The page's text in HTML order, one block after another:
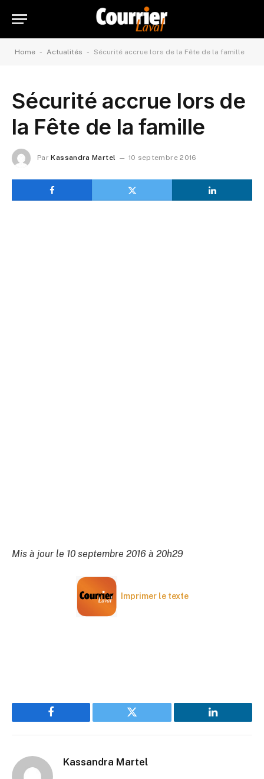
Home - Actualités - Sécurité accrue lors de la Fête de la famille
Sécurité accrue lors de
la Fête de la famille
Par Kassandra Martel 10 septembre 2016
Mis à jour le 10 septembre 2016 à 20h29
Imprimer le texte
Facebook Twitter LinkedIn
Kassandra Martel